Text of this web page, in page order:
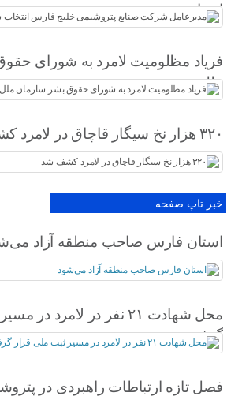
انتخاب شد
فریاد مظلومیت لامرد به شورای
ملل رسید
۳۲۰ هزار نخ سیگار قاچاق در لامرد کشف شد
خبر تاپ صفحه
استان فارس صاحب منطقه آزاد
محل شهادت ۲۱ نفر در لامرد
گرفت
فصل تازه ارتباطات راهبردی در